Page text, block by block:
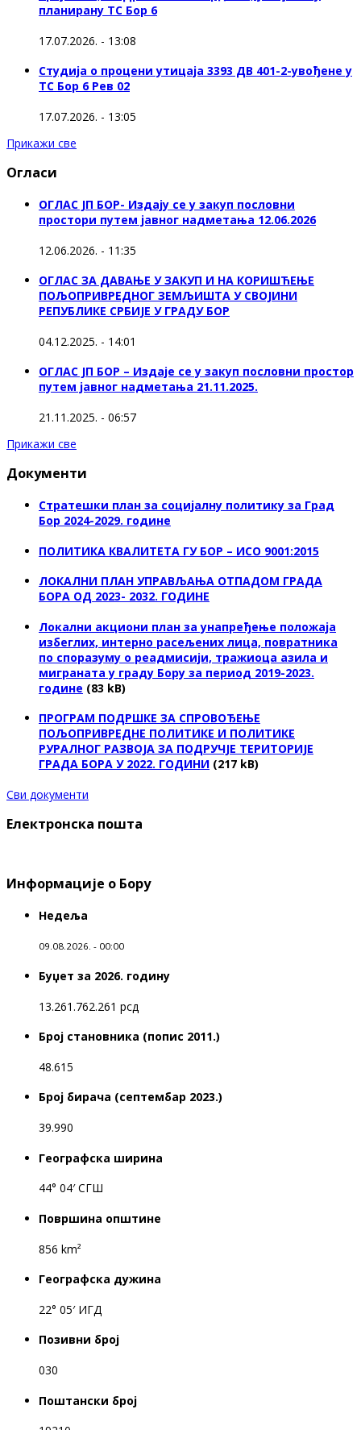
планирану ТС Бор 6
17.07.2026. - 13:08
Студија о процени утицаја 3393 ДВ 401-2-увођене у
ТС Бор 6 Рев 02
17.07.2026. - 13:05
Прикажи све
Огласи
ОГЛАС ЈП БОР- Издају се у закуп пословни
простори путем јавног надметања 12.06.2026
12.06.2026. - 11:35
ОГЛАС ЗА ДАВАЊЕ У ЗАКУП И НА КОРИШЋЕЊЕ
ПОЉОПРИВРЕДНОГ ЗЕМЉИШТА У СВОЈИНИ
РЕПУБЛИКЕ СРБИЈЕ У ГРАДУ БОР
04.12.2025. - 14:01
ОГЛАС ЈП БОР – Издаје се у закуп пословни простор
путем јавног надметања 21.11.2025.
21.11.2025. - 06:57
Прикажи све
Документи
Стратешки план за социјалну политику за Град
Бор 2024-2029. године
ПОЛИТИКА КВАЛИТЕТА ГУ БОР – ИСО 9001:2015
ЛОКАЛНИ ПЛАН УПРАВЉАЊА ОТПАДОМ ГРАДА
БОРА ОД 2023- 2032. ГОДИНЕ
Локални акциони план за унапређење положаја
избеглих, интерно расељених лица, повратника
по споразуму о реадмисији, тражиоца азила и
миграната у граду Бору за период 2019-2023.
године (83 kB)
ПРОГРАМ ПОДРШКЕ ЗА СПРОВОЂЕЊЕ
ПОЉОПРИВРЕДНЕ ПОЛИТИКЕ И ПОЛИТИКЕ
РУРАЛНОГ РАЗВОЈА ЗА ПОДРУЧЈЕ ТЕРИТОРИЈЕ
ГРАДА БОРА У 2022. ГОДИНИ (217 kB)
Сви документи
Електронска пошта
Информације о Бору
Недеља
09.08.2026. - 00:00
Буџет за 2026. годину
13.261.762.261 рсд
Број становника (попис 2011.)
48.615
Број бирача (септембар 2023.)
39.990
Географска ширина
44° 04′ СГШ
Површина општине
856 km²
Географска дужина
22° 05′ ИГД
Позивни број
030
Поштански број